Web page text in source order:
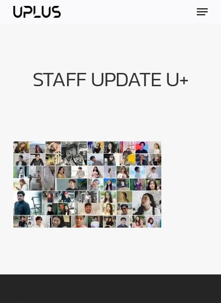
Skip Menu
STAFF UPDATE U+